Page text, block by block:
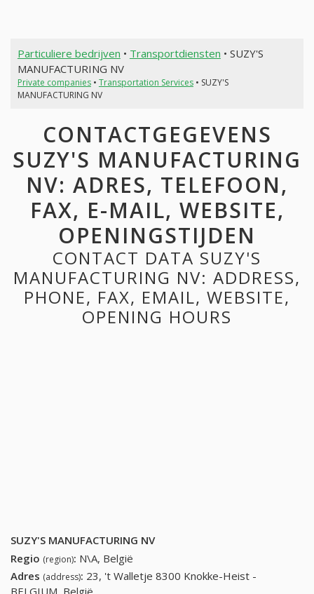
Particuliere bedrijven • Transportdiensten • SUZY'S
MANUFACTURING NV
Private companies• Transportation Services• SUZY'S
MANUFACTURING NV
CONTACTGEGEVENS
SUZY'S MANUFACTURING
NV: ADRES, TELEFOON,
FAX, E-MAIL, WEBSITE,
OPENINGSTIJDEN
CONTACT DATA SUZY'S
MANUFACTURING NV: ADDRESS,
PHONE, FAX, EMAIL, WEBSITE,
OPENING HOURS
SUZY'S MANUFACTURING NV
Regio (region): N\A, België
Adres (address): 23, 't Walletje 8300 Knokke-Heist -